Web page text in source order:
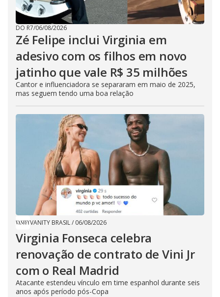
DO R7/06/08/2026
Zé Felipe inclui Virginia em
adesivo com os filhos em novo
jatinho que vale R$ 35 milhões
Cantor e influenciadora se separaram em maio de 2025,
mas seguem tendo uma boa relação
VANITY BRASIL/ 06/08/2026
Virginia Fonseca celebra
renovação de contrato de Vini Jr
com o Real Madrid
Atacante estendeu vínculo em time espanhol durante seis
anos após período pós-Copa